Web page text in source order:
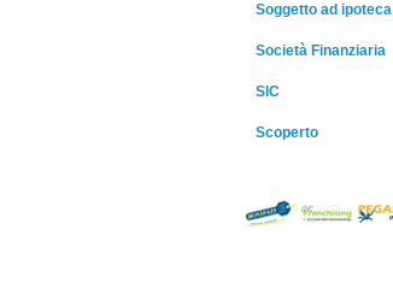
Soggetto ad ipoteca
Società Finanziaria
SIC
Scoperto